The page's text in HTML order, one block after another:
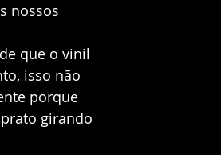
nossos
que o vinil
isso não
porque
girando